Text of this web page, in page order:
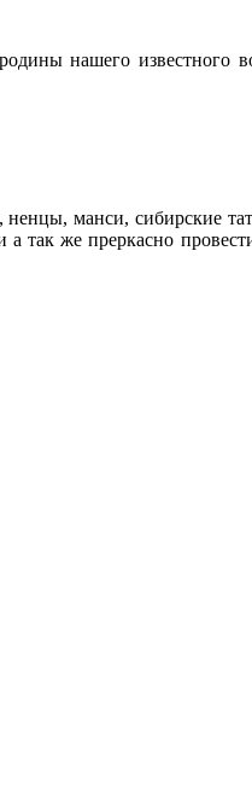
нашего известного
ненцы, манси, сибирские
так же преркасно